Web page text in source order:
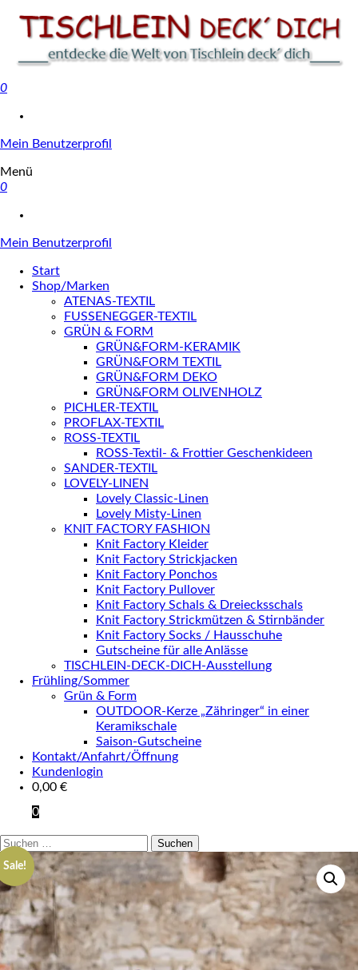
0
Mein Benutzerprofil
Menü
0
Mein Benutzerprofil
Start
Shop/Marken
ATENAS-TEXTIL
FUSSENEGGER-TEXTIL
GRÜN & FORM
GRÜN&FORM-KERAMIK
GRÜN&FORM TEXTIL
GRÜN&FORM DEKO
GRÜN&FORM OLIVENHOLZ
PICHLER-TEXTIL
PROFLAX-TEXTIL
ROSS-TEXTIL
ROSS-Textil- & Frottier Geschenkideen
SANDER-TEXTIL
LOVELY-LINEN
Lovely Classic-Linen
Lovely Misty-Linen
KNIT FACTORY FASHION
Knit Factory Kleider
Knit Factory Strickjacken
Knit Factory Ponchos
Knit Factory Pullover
Knit Factory Schals & Dreiecksschals
Knit Factory Strickmützen & Stirnbänder
Knit Factory Socks / Hausschuhe
Gutscheine für alle Anlässe
TISCHLEIN-DECK-DICH-Ausstellung
Frühling/Sommer
Grün & Form
OUTDOOR-Kerze „Zähringer“ in einer
Keramikschale
Saison-Gutscheine
Kontakt/Anfahrt/Öffnung
Kundenlogin
0,00 €
0
Suchen
nach:
Sale!